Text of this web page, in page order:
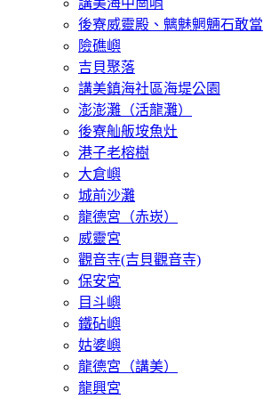
講美海中崗哨
後寮威靈殿、魑魅魍魎石敢當
險礁嶼
吉貝聚落
講美鎮海社區海堤公園
澎澎灘（活龍灘）
後寮舢舨垵魚灶
港子老榕樹
大倉嶼
城前沙灘
龍德宮（赤崁）
威靈宮
觀音寺(吉貝觀音寺)
保安宮
目斗嶼
鐵砧嶼
姑婆嶼
龍德宮（講美）
龍興宮